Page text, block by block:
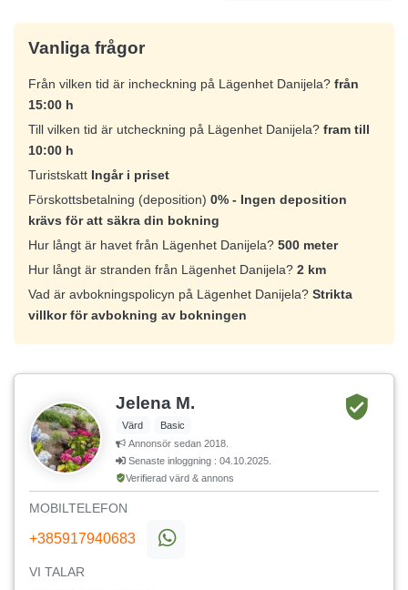
Vanliga frågor
Från vilken tid är incheckning på Lägenhet Danijela? från
15:00 h
Till vilken tid är utcheckning på Lägenhet Danijela? fram till
10:00 h
Turistskatt Ingår i priset
Förskottsbetalning (deposition) 0% - Ingen deposition
krävs för att säkra din bokning
Hur långt är havet från Lägenhet Danijela? 500 meter
Hur långt är stranden från Lägenhet Danijela? 2 km
Vad är avbokningspolicyn på Lägenhet Danijela? Strikta
villkor för avbokning av bokningen
Jelena M.
Värd
Basic
Annonsör sedan 2018.
Senaste inloggning : 04.10.2025.
Verifierad värd & annons
MOBILTELEFON
+385917940683
VI TALAR